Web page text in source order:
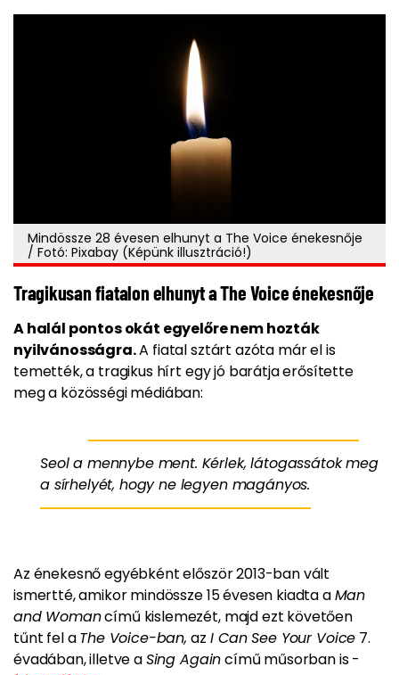
Mindössze 28 évesen elhunyt a The Voice énekesnője
/ Fotó: Pixabay (Képünk illusztráció!)
Tragikusan fiatalon elhunyt a The Voice énekesnője
A halál pontos okát egyelőre nem hozták
nyilvánosságra.A fiatal sztárt azóta már el is
temették, a tragikus hírt egy jó barátja erősítette
meg a közösségi médiában:
Seol a mennybe ment. Kérlek, látogassátok meg
a sírhelyét, hogy ne legyen magányos.
Az énekesnő egyébként először 2013-ban vált
ismertté, amikor mindössze 15 évesen kiadta aMan
and Womancímű kislemezét, majd ezt követően
tűnt fel aThe Voice-ban, az I Can See Your Voice 7.
évadában, illetve aSing Againcímű műsorban is -